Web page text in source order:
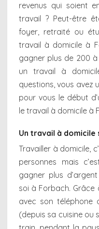
revenus qui soient
travail ? Peut-être
foyer, retraité ou
travail à domicile à
gagner plus de 200
un travail à
questions, vous avez
pour vous le début
le travail à domicile à
Un travail à domicile
Travailler à domicile,
personnes mais
gagner plus
soi à Forbach.
avec son téléphone
(depuis sa cuisine ou